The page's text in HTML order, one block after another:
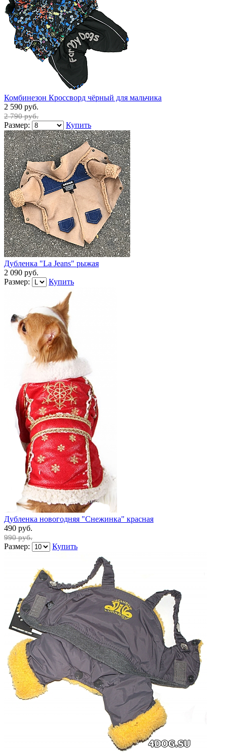
Комбинезон Кроссворд чёрный для мальчика
2 590 руб.
2 790 руб.
Размер: Купить
Дубленка "La Jeans" рыжая
2 090 руб.
Размер:
Купить
Дубленка новогодняя "Снежинка" красная
490 руб.
990 руб.
Размер: Купить